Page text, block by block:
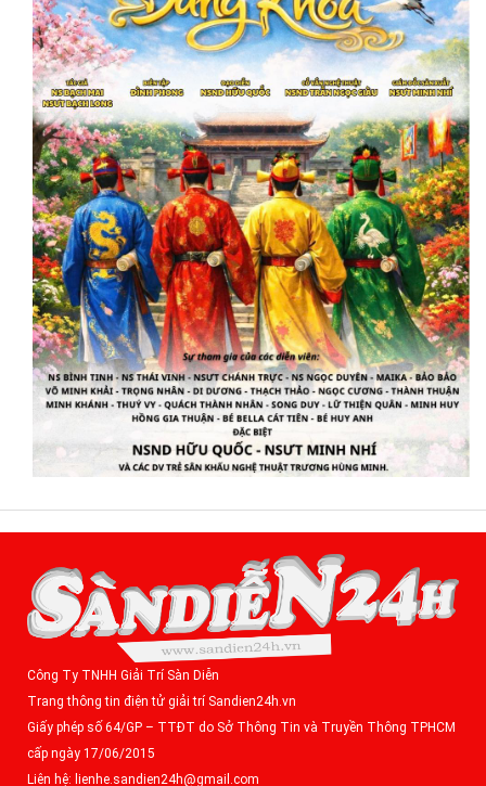
Công Ty TNHH Giải Trí Sàn Diễn
Trang thông tin điện tử giải trí Sandien24h.vn
Giấy phép số 64/GP – TTĐT do Sở Thông Tin và Truyền Thông TPHCM
cấp ngày 17/06/2015
Liên hệ: lienhe.sandien24h@gmail.com